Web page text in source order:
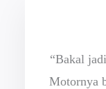
“Bakal
Motornya